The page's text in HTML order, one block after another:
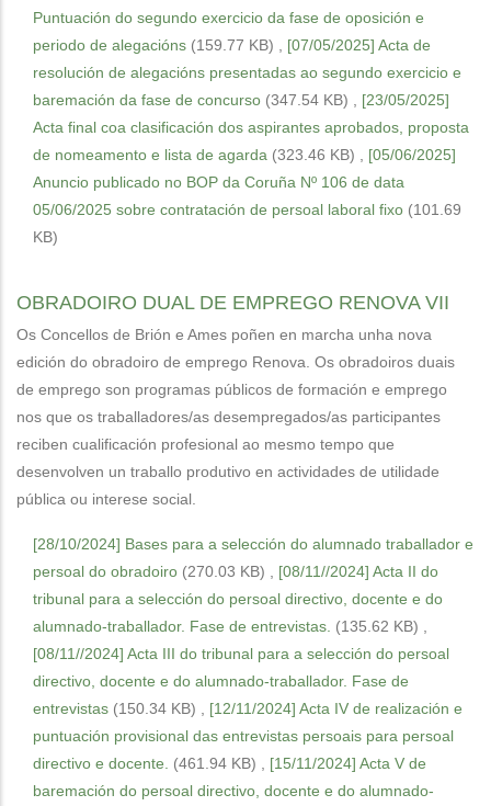
Puntuación do segundo exercicio da fase de oposición e
periodo de alegacións (159.77 KB)
[07/05/2025] Acta de
resolución de alegacións presentadas ao segundo exercicio e
baremación da fase de concurso (347.54 KB)
[23/05/2025]
Acta final coa clasificación dos aspirantes aprobados, proposta
de nomeamento e lista de agarda (323.46 KB)
[05/06/2025]
Anuncio publicado no BOP da Coruña Nº 106 de data
05/06/2025 sobre contratación de persoal laboral fixo (101.69
KB)
OBRADOIRO DUAL DE EMPREGO RENOVA VII
Os Concellos de Brión e Ames poñen en marcha unha nova
edición do obradoiro de emprego Renova. Os obradoiros duais
de emprego son programas públicos de formación e emprego
nos que os traballadores/as desempregados/as participantes
reciben cualificación profesional ao mesmo tempo que
desenvolven un traballo produtivo en actividades de utilidade
pública ou interese social.
[28/10/2024] Bases para a selección do alumnado traballador e
persoal do obradoiro (270.03 KB)
[08/11//2024] Acta II do
tribunal para a selección do persoal directivo, docente e do
alumnado-traballador. Fase de entrevistas. (135.62 KB)
[08/11//2024] Acta III do tribunal para a selección do persoal
directivo, docente e do alumnado-traballador. Fase de
entrevistas (150.34 KB)
[12/11/2024] Acta IV de realización e
puntuación provisional das entrevistas persoais para persoal
directivo e docente.
(461.94 KB)
[15/11/2024] Acta V de
baremación do persoal directivo, docente e do alumnado-